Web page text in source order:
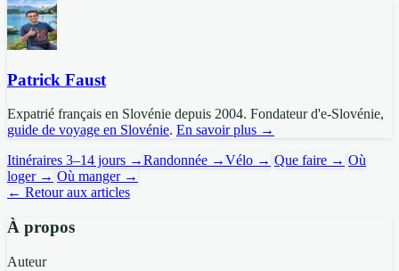
Patrick Faust
Expatrié français en Slovénie depuis 2004. Fondateur d'e-Slovénie,
guide de voyage en Slovénie. En savoir plus →
Itinéraires 3–14 jours →Randonnée →Vélo → Que faire → Où
loger → Où manger →
← Retour aux articles
À propos
Auteur